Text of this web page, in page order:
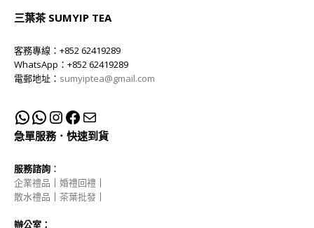
三葉茶 SUMYIP TEA
客務專線：+852 62419289
WhatsApp：+852 62419289
電郵地址： sumyiptea@gmail.com
急單服務．快速到貨
服務諮詢 ：
企業禮品 ｜ 婚禮回禮 ｜
散水禮品 ｜ 茶葉批發 ｜
辦公室：